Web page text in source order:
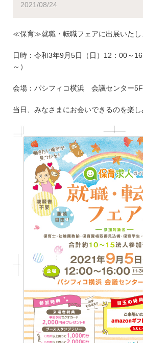
2021/08/24
≪保育≫就職・転職フェアに出展いたし
日時：令和3年9月5日（日）12：00～
～）
会場：パシフィコ横浜 会議センター
当日、みなさまにお会いできるのを楽し